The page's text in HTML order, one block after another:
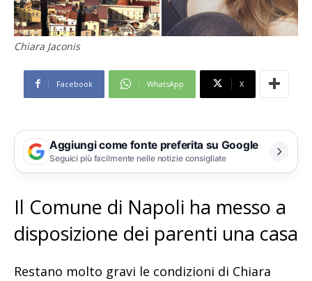
Chiara Jaconis
Facebook WhatsApp X
Aggiungi come fonte preferita su Google
Seguici più facilmente nelle notizie consigliate
Il Comune di Napoli ha messo a
disposizione dei parenti una casa
Restano molto gravi le condizioni di Chiara